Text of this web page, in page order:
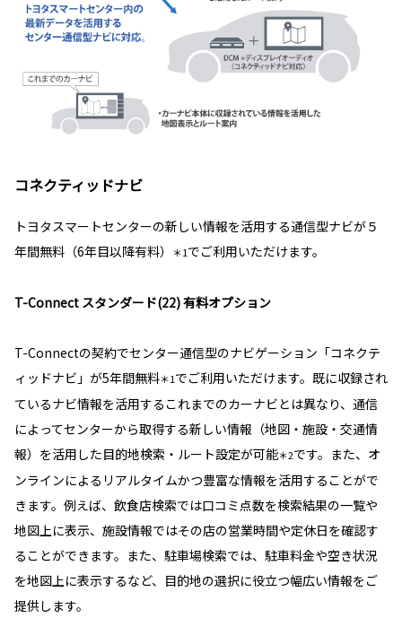
コネクティッドナビ
トヨタスマートセンターの新しい情報を活用する通信型ナビが５
年間無料（6年目以降有料）
＊1でご利用いただけます。
T-Connect スタンダード(22) 有料オプション
T-Connectの契約でセンター通信型のナビゲーション「コネクテ
ィッドナビ」が5年間無料＊1でご利用いただけます。既に収録され
ているナビ情報を活用するこれまでのカーナビとは異なり、通信
によってセンターから取得する新しい情報（地図・施設・交通情
報）を活用した目的地検索・ルート設定が可能＊2です。また、オ
ンラインによるリアルタイムかつ豊富な情報を活用することがで
きます。例えば、飲食店検索では口コミ点数を検索結果の一覧や
地図上に表示、施設情報ではその店の営業時間や定休日を確認す
ることができます。また、駐車場検索では、駐車料金や空き状況
を地図上に表示するなど、目的地の選択に役立つ幅広い情報をご
提供します。